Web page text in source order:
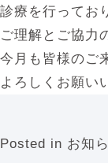
診療を行ってお
ご理解とご協力
今月も皆様のご
よろしくお願い
Posted in お知